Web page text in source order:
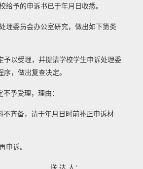
给予的申诉书已于年月 日收悉。
理委员会办公室研究，做出如下第类
予以受理，并提请学校学生申诉处理委
序，做出复查决定。
不予受理，理由：
不齐备，请于年月 日 时前补正申诉材
申诉。